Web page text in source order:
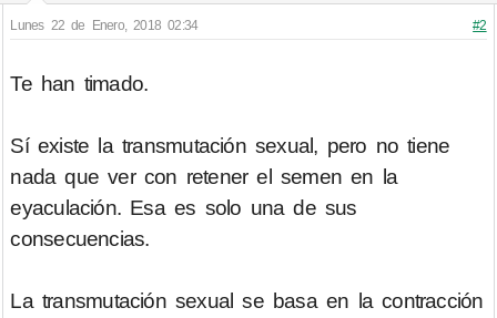
Lunes 22 de Enero, 2018 02:34 #2
Te han timado.
Sí existe la transmutación sexual, pero no tiene
nada que ver con retener el semen en la
eyaculación. Esa es solo una de sus
consecuencias.
La transmutación sexual se basa en la contracción